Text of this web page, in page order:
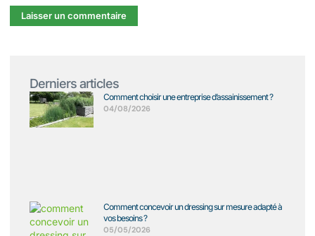
Derniers articles
Comment choisir une entreprise d’assainissement ?
04/08/2026
Comment concevoir un dressing sur mesure adapté à
vos besoins ?
05/05/2026